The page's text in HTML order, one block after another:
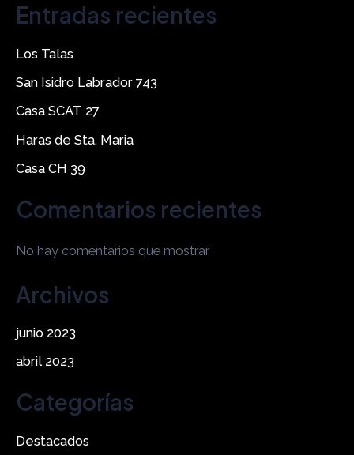
Entradas recientes
Los Talas
San Isidro Labrador 743
Casa SCAT 27
Haras de Sta. Maria
Casa CH 39
Comentarios recientes
No hay comentarios que mostrar.
Archivos
junio 2023
abril 2023
Categorías
Destacados